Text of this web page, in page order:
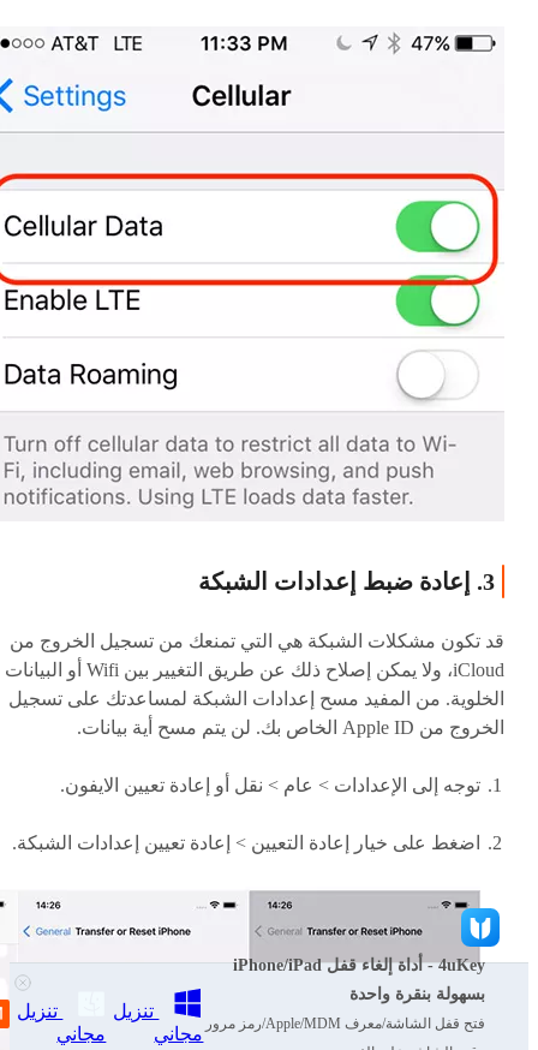
3. إعادة ضبط إعدادات الشبكة
قد تكون مشكلات الشبكة هي التي تمنعك من تسجيل الخروج من
iCloud، ولا يمكن إصلاح ذلك عن طريق التغيير بين Wifi أو البيانات
الخلوية. من المفيد مسح إعدادات الشبكة لمساعدتك على تسجيل
الخروج من Apple ID الخاص بك. لن يتم مسح أية بيانات.
توجه إلى الإعدادات > عام > نقل أو إعادة تعيين الايفون.
اضغط على خيار إعادة التعيين > إعادة تعيين إعدادات الشبكة.
4uKey - أداة إلغاء قفل iPhone/iPad
بسهولة بنقرة واحدة
فتح قفل الشاشة/معرف Apple/MDM/رمز مرور
تنزيل
مجاني
تنزيل
مجاني